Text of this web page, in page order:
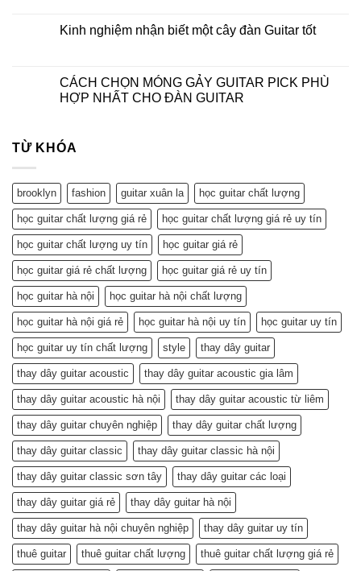
Kinh nghiệm nhận biết một cây đàn Guitar tốt
CÁCH CHỌN MÓNG GẢY GUITAR PICK PHÙ
HỢP NHẤT CHO ĐÀN GUITAR
TỪ KHÓA
brooklyn fashion guitar xuân la học guitar chất lượng
học guitar chất lượng giá rẻ học guitar chất lượng giá rẻ uy tín
học guitar chất lượng uy tín học guitar giá rẻ
học guitar giá rẻ chất lượng học guitar giá rẻ uy tín
học guitar hà nội học guitar hà nội chất lượng
học guitar hà nội giá rẻ học guitar hà nội uy tín học guitar uy tín
học guitar uy tín chất lượng style thay dây guitar
thay dây guitar acoustic thay dây guitar acoustic gia lâm
thay dây guitar acoustic hà nội thay dây guitar acoustic từ liêm
thay dây guitar chuyên nghiệp thay dây guitar chất lượng
thay dây guitar classic thay dây guitar classic hà nội
thay dây guitar classic sơn tây thay dây guitar các loại
thay dây guitar giá rẻ thay dây guitar hà nội
thay dây guitar hà nội chuyên nghiệp thay dây guitar uy tín
thuê guitar thuê guitar chất lượng thuê guitar chất lượng giá rẻ